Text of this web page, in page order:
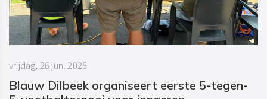
Blauw Dilbeek organiseert eerste 5-tegen-
vrijdag, 26 jun. 2026